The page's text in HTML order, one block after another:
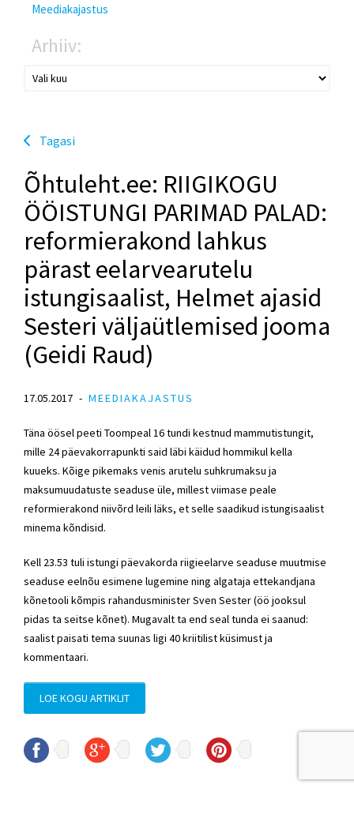
Meediakajastus
Arhiiv:
Tagasi
Õhtuleht.ee: RIIGIKOGU
ÖÖISTUNGI PARIMAD PALAD:
reformierakond lahkus
pärast eelarvearutelu
istungisaalist, Helmet ajasid
Sesteri väljaütlemised jooma
(Geidi Raud)
17.05.2017 MEEDIAKAJASTUS
Täna öösel peeti Toompeal 16 tundi kestnud mammutistungit,
mille 24 päevakorrapunkti said läbi käidud hommikul kella
kuueks. Kõige pikemaks venis arutelu suhkrumaksu ja
maksumuudatuste seaduse üle, millest viimase peale
reformierakond niivõrd leili läks, et selle saadikud istungisaalist
minema kõndisid.
Kell 23.53 tuli istungi päevakorda riigieelarve seaduse muutmise
seaduse eelnõu esimene lugemine ning algataja ettekandjana
kõnetooli kõmpis rahandusminister Sven Sester (öö jooksul
pidas ta seitse kõnet). Mugavalt ta end seal tunda ei saanud:
saalist paisati tema suunas ligi 40 kriitilist küsimust ja
kommentaari.
LOE KOGU ARTIKLIT